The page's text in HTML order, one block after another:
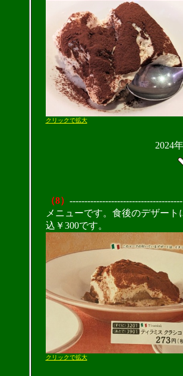
クリックで拡大
2024
（8） --------------------------------------
メニューです。食後のデザート
込￥300です。
クリックで拡大